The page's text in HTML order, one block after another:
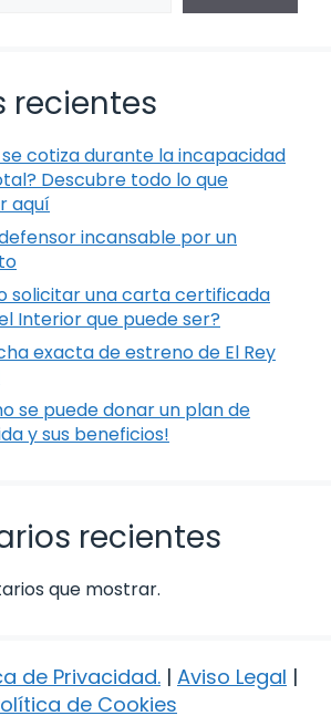
recientes
se cotiza durante la incapacidad
Descubre todo lo que
aquí
defensor incansable por un
solicitar una carta certificada
Interior que puede ser?
exacta de estreno de El Rey
se puede donar un plan de
y sus beneficios!
recientes
que mostrar.
de Privacidad. | Aviso Legal |
de Cookies